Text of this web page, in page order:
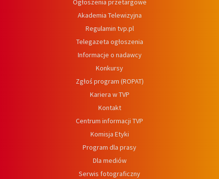
Ogłoszenia przetargowe
Akademia Telewizyjna
Regulamin tvp.pl
Telegazeta ogłoszenia
Informacje o nadawcy
Konkursy
Zgłoś program (ROPAT)
Kariera w TVP
Kontakt
Centrum informacji TVP
Komisja Etyki
Program dla prasy
Dla mediów
Serwis fotograficzny